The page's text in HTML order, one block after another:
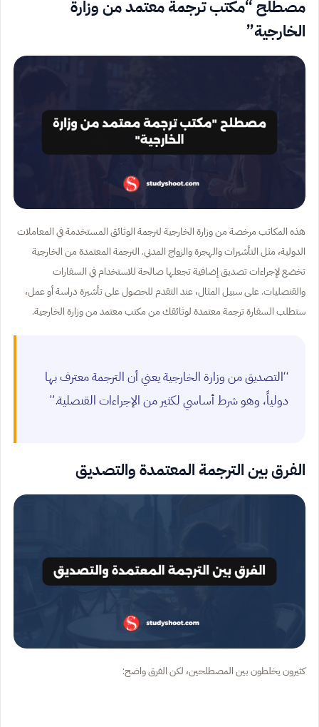
مصطلح “مكتب ترجمة معتمد من وزارة
الخارجية”
هذه المكاتب مرخصة من وزارة الخارجية لترجمة الوثائق المستخدمة في المعاملات
الدولية، مثل التأشيرات والهجرة والزواج المدني. الترجمة المعتمدة من الخارجية
تخضع لإجراءات تصديق إضافية تجعلها صالحة للاستخدام في السفارات
والقنصليات. على سبيل المثال، عند التقدم للحصول على تأشيرة دراسة أو عمل،
ستطلب السفارة ترجمة معتمدة لوثائقك من مكتب معتمد من وزارة الخارجية.
“التصديق من وزارة الخارجية يعني أن الترجمة معترف بها
دولياً، وهو شرط أساسي لكثير من الإجراءات القنصلية.”
الفرق بين الترجمة المعتمدة والتصديق
كثيرون يخلطون بين المصطلحين، لكن الفرق واضح: